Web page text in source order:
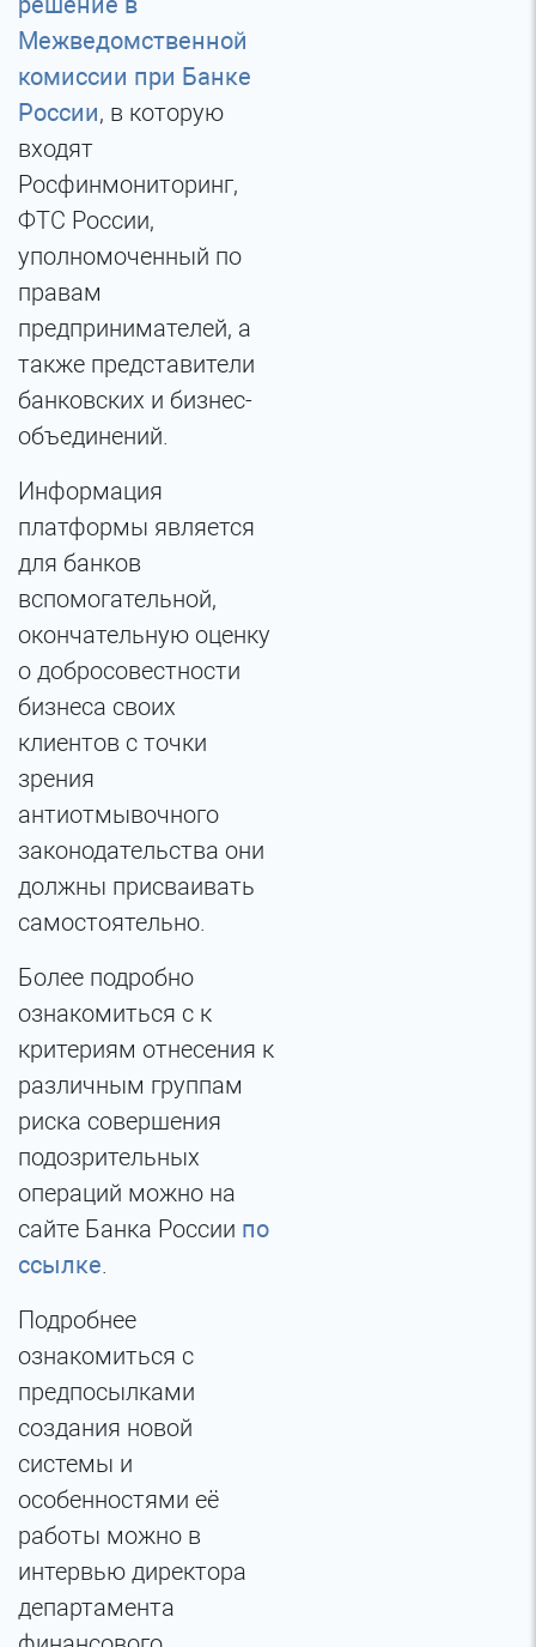
Межведомственной
комиссии при Банке
России, в которую
входят
Росфинмониторинг,
ФТС России,
уполномоченный по
правам
предпринимателей, а
также представители
банковских и бизнес-
объединений.
Информация
платформы является
для банков
вспомогательной,
окончательную оценку
о добросовестности
бизнеса своих
клиентов с точки
зрения
антиотмывочного
законодательства они
должны присваивать
самостоятельно.
Более подробно
ознакомиться с к
критериям отнесения к
различным группам
риска совершения
подозрительных
операций можно на
сайте Банка России по
ссылке.
Подробнее
ознакомиться с
предпосылками
создания новой
системы и
особенностями её
работы можно в
интервью директора
департамента